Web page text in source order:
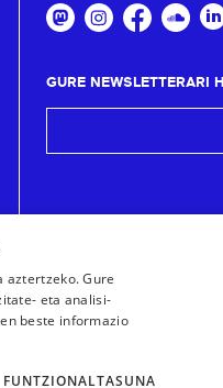
GURE NEWSLETTERARI
aztertzeko. Gure
eta analisi-
beste informazio
FUNTZIONALTASUNA